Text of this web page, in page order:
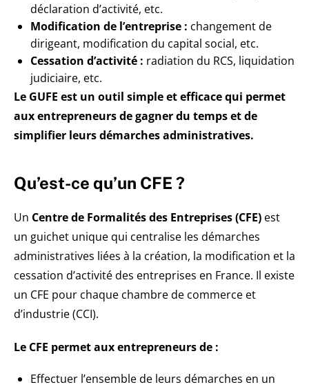
déclaration d’activité, etc.
Modification de l’entreprise : changement de
dirigeant, modification du capital social, etc.
Cessation d’activité : radiation du RCS, liquidation
judiciaire, etc.
Le GUFE est un outil simple et efficace qui permet
aux entrepreneurs de gagner du temps et de
simplifier leurs démarches administratives.
Qu’est-ce qu’un CFE ?
Un Centre de Formalités des Entreprises (CFE) est
un guichet unique qui centralise les démarches
administratives liées à la création, la modification et la
cessation d’activité des entreprises en France. Il existe
un CFE pour chaque chambre de commerce et
d’industrie (CCI).
Le CFE permet aux entrepreneurs de :
Effectuer l’ensemble de leurs démarches en un